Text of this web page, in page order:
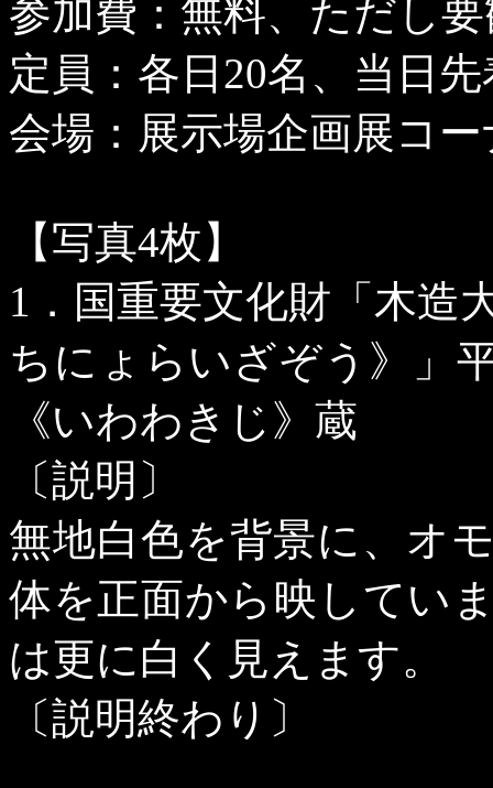
参加費：無料、ただし
定員：各日 20名、当日先
会場：展示場企画展コ
【写真4枚】
1 ．国重要文化財「木
ちにょらいざぞう》」
《いわわきじ》蔵
〔説明〕
無地白色を背景に、オ
体を正面から映してい
は更に白く見えます。
〔説明終わり〕